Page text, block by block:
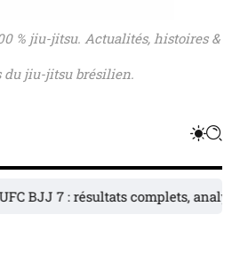
% jiu-jitsu. Actualités, histoires &
du jiu-jitsu brésilien.
7 : résultats complets, analyse et